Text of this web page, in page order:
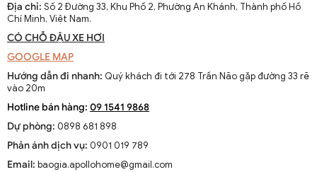
Quạt trần đèn cổ điển có đèn lồng QTT 6976A
Địa chỉ: Số 2 Đường 33, Khu Phố 2, Phường An Khánh, Thành phố Hồ
Chí Minh, Việt Nam.
CÓ CHỖ ĐẬU XE HƠI
GOOGLE MAP
Hướng dẫn đi nhanh: Quý khách đi tới 278 Trần Não gặp đường 33 rẽ
vào 20m
Hotline bán hàng: 09 1541 9868
Dự phòng: 0898 681 898
Phản ánh dịch vụ: 0901 019 789
Email: baogia.apollohome@gmail.com